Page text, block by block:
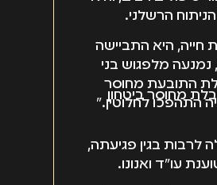
הרשלני.
היא התביישה
מלפגוש בני
התובעת מחוסר
התהפכו לחלוטין."
מחוסר ביטחון
לרבות בגין פגיעתה,
עו"ד ואנונו.